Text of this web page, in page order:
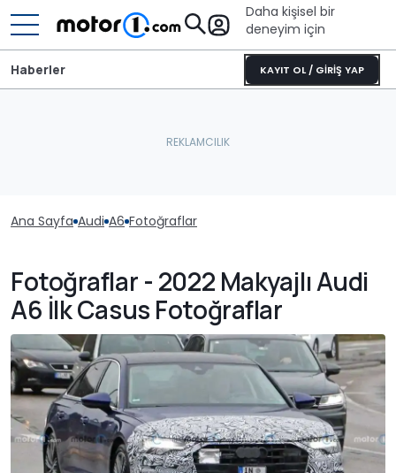
Daha kişisel bir
deneyim için
KAYIT OL / GİRİŞ YAP
Haberler
Ana Sayfa Audi A6 Fotoğraflar
Fotoğraflar - 2022 Makyajlı Audi
A6 İlk Casus Fotoğraflar